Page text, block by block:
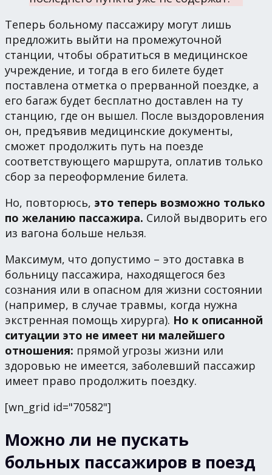
Теперь больному пассажиру могут лишь
предложить выйти на промежуточной
станции, чтобы обратиться в медицинское
учреждение, и тогда в его билете будет
поставлена отметка о прерванной поездке, а
его багаж будет бесплатно доставлен на ту
станцию, где он вышел. После выздоровления
он, предъявив медицинские документы,
сможет продолжить путь на поезде
соответствующего маршрута, оплатив только
сбор за переоформление билета.
Но, повторюсь, это теперь возможно только
по желанию пассажира. Силой выдворить его
из вагона больше нельзя.
Максимум, что допустимо – это доставка в
больницу пассажира, находящегося без
сознания или в опасном для жизни состоянии
(например, в случае травмы, когда нужна
экстренная помощь хирурга). Но к описанной
ситуации это не имеет ни малейшего
отношения: прямой угрозы жизни или
здоровью не имеется, заболевший пассажир
имеет право продолжить поездку.
[wn_grid id="70582"]
Можно ли не пускать
больных пассажиров в поезд